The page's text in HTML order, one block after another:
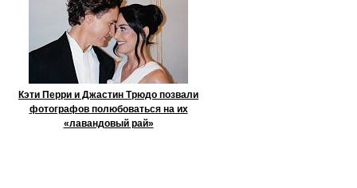
Кэти Перри и Джастин Трюдо позвали
фотографов полюбоваться на их
«лавандовый рай»